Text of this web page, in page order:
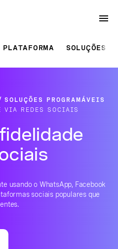
PLATAFORMA SOLUÇÕES
SOLUÇÕES PROGRAMÁVEIS
VIA REDES SOCIAIS
usando o WhatsApp, Facebook
sociais populares que